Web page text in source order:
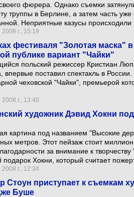
фюрера. Однако съемки
труппы в Берлине, а затем часть
Неприятные казусы
г., 15:19
фестиваля "Золотая маска"
публике вариант "Чайки"
польский режиссер Кристиан
впервые поставил спектакль в
чеховской "Чайки", премьерой
г., 13:40
художник Дэвид Хокни
картина под названием "Высокие
метров. Этот пейзаж стоит
за внимание к
Хокни, который считает
г., 12:34
Стоун приступает к съемкам
Буше